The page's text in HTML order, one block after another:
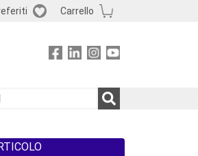
Carrello